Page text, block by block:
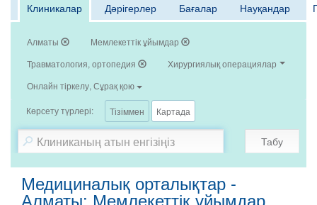
Клиникалар Дәрігерлер Бағалар Науқандар
Алматы
Мемлекеттік ұйымдар
Травматология, ортопедия
Хирургиялық операциялар
Онлайн тіркелу, Сұрақ қою
Көрсету түрлері: Тізіммен Картада
Табу
Медициналық орталықтар -
Алматы: Мемлекеттік ұйымдар,